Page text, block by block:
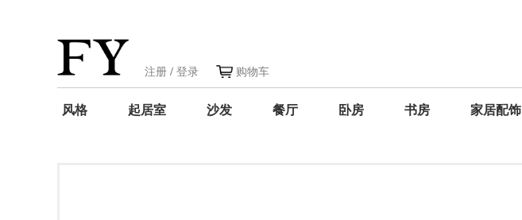
注册 / 登录 购物车
风格 起居室 沙发 餐厅 卧房 书房 家居配饰